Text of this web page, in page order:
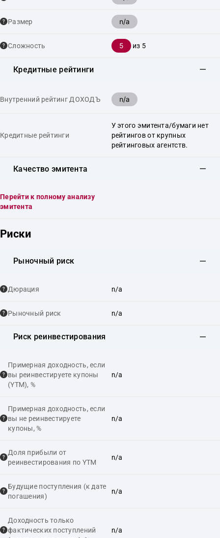
Размер n/a
Сложность 5 из 5
Кредитные рейтинги
Внутренний рейтинг ДОХОДЪ n/a
Кредитные рейтинги
У этого эмитента/бумаги нет
рейтингов от крупных
рейтинговых агентств.
Качество эмитента
Перейти к полному анализу
эмитента
Риски
Рыночный риск
Дюрация n/a
Рыночный риск n/a
Риск реинвестирования
Примерная доходность, если
вы реинвестируете купоны
(YTM), %
n/a
Примерная доходность, если
вы не реинвестируете
купоны, %
n/a
Доля прибыли от
реинвестирования по YTM
n/a
Будущие поступления (к дате
погашения)
n/a
Доходность только
фактических поступлений
n/a